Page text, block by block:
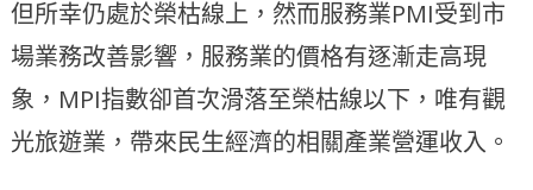
但所幸仍處於榮枯線上，然而服務業PMI受到市
場業務改善影響，服務業的價格有逐漸走高現
象，MPI指數卻首次滑落至榮枯線以下，唯有觀
光旅遊業，帶來民生經濟的相關產業營運收入。